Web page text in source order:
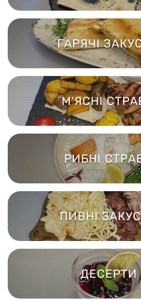
ГАРЯЧІ
М'ЯСНІ
РИБНІ
ПИВНІ
ДЕСЕРТИ